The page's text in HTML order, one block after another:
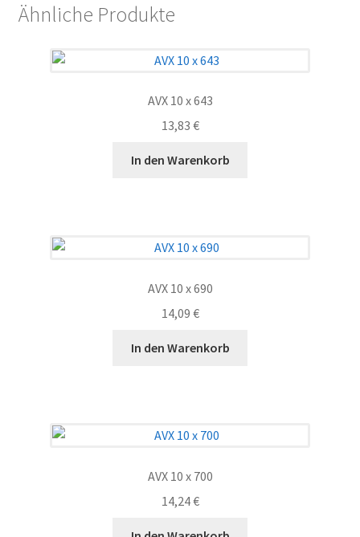
Ähnliche Produkte
AVX 10 x 643
13,83 €
In den Warenkorb
AVX 10 x 690
14,09 €
In den Warenkorb
AVX 10 x 700
14,24€